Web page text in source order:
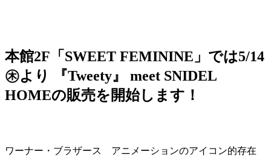
本館2F「SWEET FEMININE」では5/14
㊍より 『Tweety』 meet SNIDEL
HOMEの販売を開始します！
ワーナー・ブラザース アニメーションのアイコン的存在